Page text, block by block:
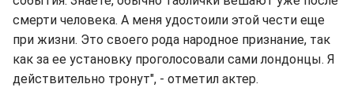
смерти человека. А меня удостоили этой чести еще
при жизни. Это своего рода народное признание, так
как за ее установку проголосовали сами лондонцы. Я
действительно тронут", - отметил актер.